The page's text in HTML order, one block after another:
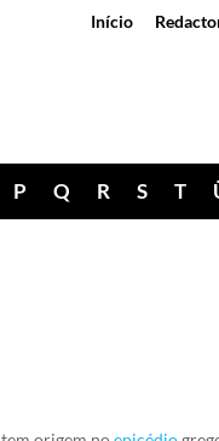
Início
P Q R S T